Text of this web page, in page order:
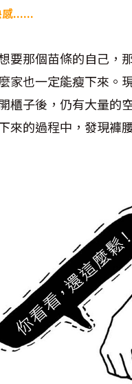
......
要那個苗條的自己，
家也一定能瘦下來。
櫃子後，仍有大量的
來的過程中，發現褲